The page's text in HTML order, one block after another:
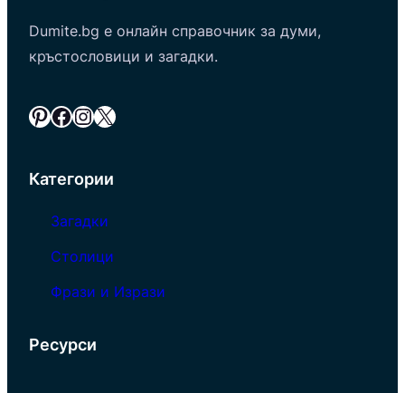
Dumite.bg е онлайн справочник за думи,
кръстословици и загадки.
Pinterest Facebook InstagramX
Категории
Загадки
Столици
Фрази и Изрази
Ресурси